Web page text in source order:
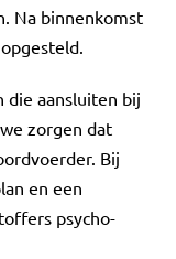
Na binnenkomst
die aansluiten bij
zorgen dat
Bij
en een
psycho-